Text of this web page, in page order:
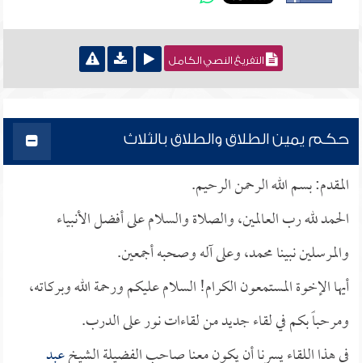
التفريغ النصي الكامل
حكم يمين الطلاق والطلاق بالثلاث
المقدم: بسم الله الرحمن الرحيم.
الحمد لله رب العالمين، والصلاة والسلام على أفضل الأنبياء
والمرسلين نبينا محمد، وعلى آله وصحبه أجمعين.
أيها الإخوة المستمعون الكرام! السلام عليكم ورحمة الله وبركاته،
ومرحباً بكم في لقاء جديد من لقاءات نور على الدرب.
في هذا اللقاء يسرنا أن يكون معنا صاحب الفضيلة الشيخعبد